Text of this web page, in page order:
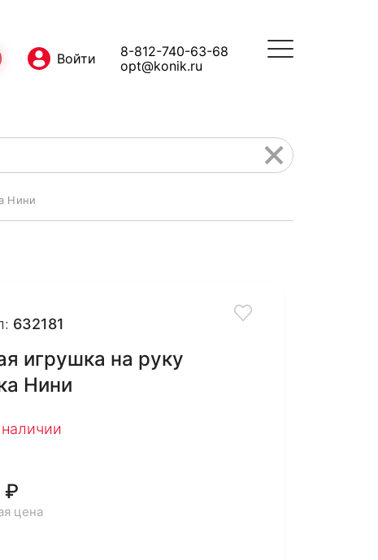
8-812-740-63-68
opt@konik.ru
Нини
632181
игрушка на руку
Нини
₽
цена